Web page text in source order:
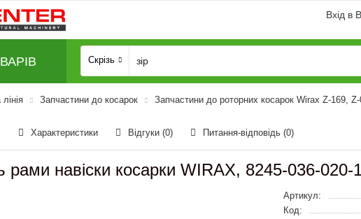
Вхід в
Скрізь
Запчастини до косарок Запчастини до роторних косарок Wirax Z-169,
Характеристики Відгуки (0) Питання-відповідь (0)
рами навіски косарки WIRAX, 8245-036-020-
Артикул:
Код: